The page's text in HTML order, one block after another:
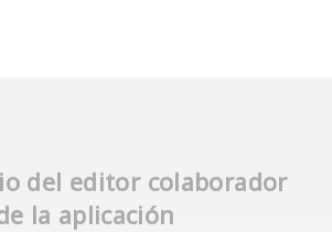
del editor colaborador
la aplicación